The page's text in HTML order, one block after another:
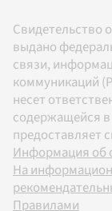
Свидетельство
выдано
связи,
коммуникаций
несет
содержащейся
предоставляет
Информация об
На
Правилами